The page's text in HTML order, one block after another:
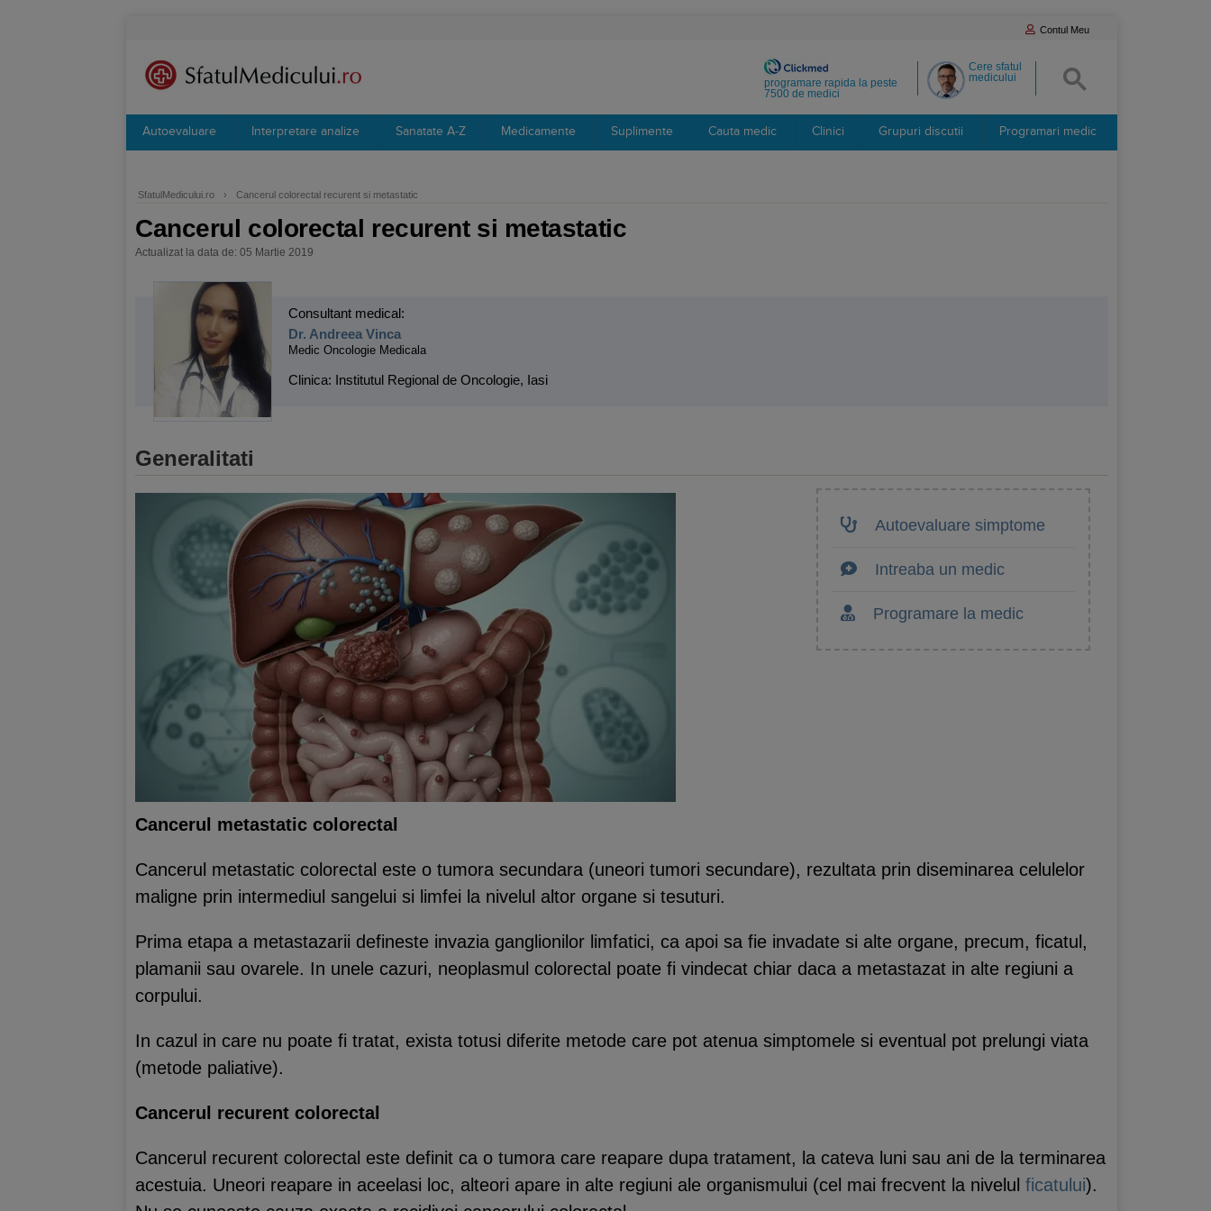
Contul Meu
Cere sfatul
medicului
programare rapida la peste
7500 de medici
Autoevaluare Interpretare analize Sanatate A-Z Medicamente Suplimente Cauta medic Clinici Grupuri discutii Programari medic
SfatulMedicului.ro › Cancerul colorectal recurent si metastatic
Cancerul colorectal recurent si metastatic
Actualizat la data de: 05 Martie 2019
Consultant medical:
Dr. Andreea Vinca
Medic Oncologie Medicala
Clinica: Institutul Regional de Oncologie, Iasi
Generalitati
Autoevaluare simptome
Intreaba un medic
Programare la medic
Cancerul metastatic colorectal
Cancerul metastatic colorectal este o tumora secundara (uneori tumori secundare), rezultata prin diseminarea celulelor
maligne prin intermediul sangelui si limfei la nivelul altor organe si tesuturi.
Prima etapa a metastazarii defineste invazia ganglionilor limfatici, ca apoi sa fie invadate si alte organe, precum, ficatul,
plamanii sau ovarele. In unele cazuri, neoplasmul colorectal poate fi vindecat chiar daca a metastazat in alte regiuni a
corpului.
In cazul in care nu poate fi tratat, exista totusi diferite metode care pot atenua simptomele si eventual pot prelungi viata
(metode paliative).
Cancerul recurent colorectal
Cancerul recurent colorectal este definit ca o tumora care reapare dupa tratament, la cateva luni sau ani de la terminarea
acestuia. Uneori reapare in aceelasi loc, alteori apare in alte regiuni ale organismului (cel mai frecvent la nivelul ficatului).